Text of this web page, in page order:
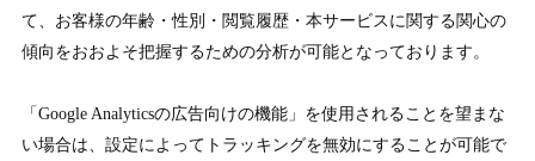
て、お客様の年齢・性別・閲覧履歴・本サービスに関する関心の
傾向をおおよそ把握するための分析が可能となっております。
「Google Analyticsの広告向けの機能」を使用されることを望まな
い場合は、設定によってトラッキングを無効にすることが可能で